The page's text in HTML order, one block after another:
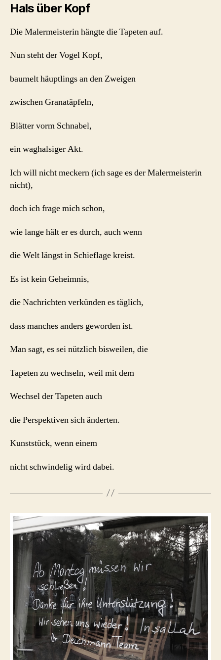
Hals über Kopf
Die Malermeisterin hängte die Tapeten auf.
Nun steht der Vogel Kopf,
baumelt häuptlings an den Zweigen
zwischen Granatäpfeln,
Blätter vorm Schnabel,
ein waghalsiger Akt.
Ich will nicht meckern (ich sage es der Malermeisterin
nicht),
doch ich frage mich schon,
wie lange hält er es durch, auch wenn
die Welt längst in Schieflage kreist.
Es ist kein Geheimnis,
die Nachrichten verkünden es täglich,
dass manches anders geworden ist.
Man sagt, es sei nützlich bisweilen, die
Tapeten zu wechseln, weil mit dem
Wechsel der Tapeten auch
die Perspektiven sich änderten.
Kunststück, wenn einem
nicht schwindelig wird dabei.